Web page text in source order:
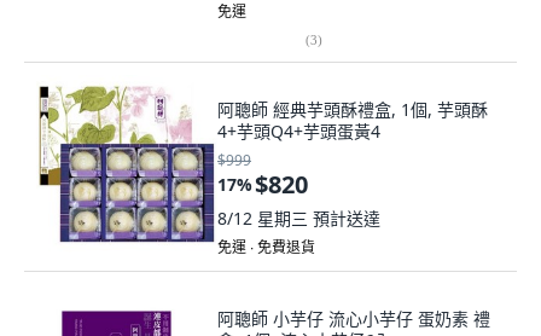
免運
(3)
阿聰師 經典芋頭酥禮盒, 1個, 芋頭酥
4+芋頭Q4+芋頭蛋黃4
$999
17%$820
8/12 星期三 預計送達
免運 ∙ 免費退貨
阿聰師 小芋仔 流心小芋仔 蛋奶素 禮